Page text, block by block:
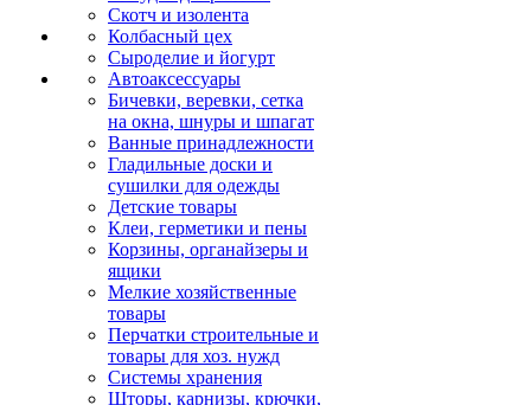
Скотч и изолента
Колбасный цех
Сыроделие и йогурт
Автоаксессуары
Бичевки, веревки, сетка
на окна, шнуры и шпагат
Ванные принадлежности
Гладильные доски и
сушилки для одежды
Детские товары
Клеи, герметики и пены
Корзины, органайзеры и
ящики
Мелкие хозяйственные
товары
Перчатки строительные и
товары для хоз. нужд
Системы хранения
Шторы, карнизы, крючки,